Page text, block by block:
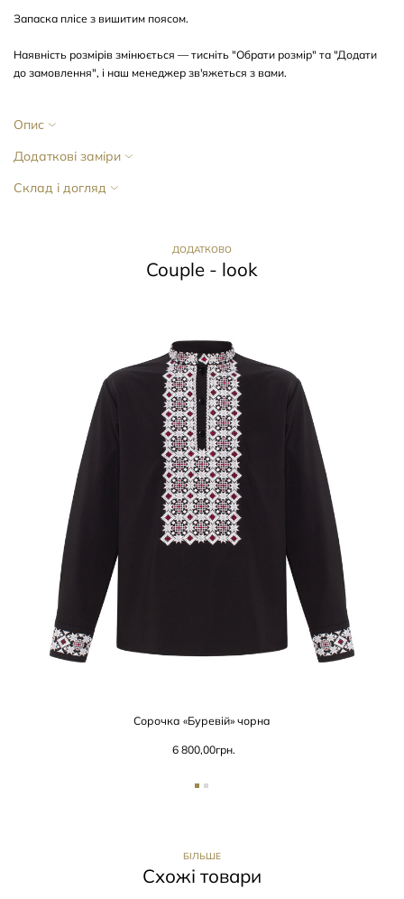
Запаска плісе з вишитим поясом.
Наявність розмірів змінюється — тисніть "Обрати розмір" та "Додати
до замовлення", і наш менеджер зв'яжеться з вами.
Опис
Додаткові заміри
Склад і догляд
ДОДАТКОВО
Couple - look
Сорочка «Буревій» чорна
грн.
6 800,00
БІЛЬШЕ
Схожі товари